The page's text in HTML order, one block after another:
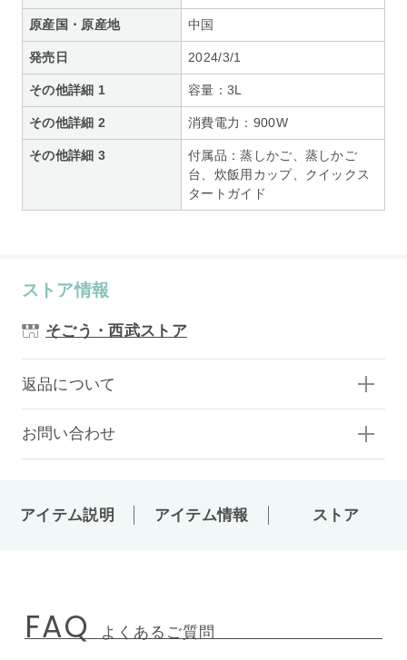
原産国・原産地 中国
発売日 2024/3/1
その他詳細 1 容量：3L
その他詳細 2 消費電力：900W
その他詳細 3
付属品：蒸しかご、蒸しかご
台、炊飯用カップ、クイックス
タートガイド
ストア情報
そごう・西武ストア
返品について
お問い合わせ
アイテム説明 アイテム情報 ストア
FAQ よくあるご質問